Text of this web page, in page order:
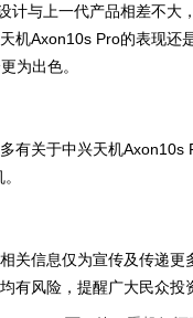
计与上一代产品相差不大
机Axon10s Pro的表现还
为出色。
有关于中兴天机Axon10s
关信息仅为宣传及传递更
有风险，提醒广大民众投